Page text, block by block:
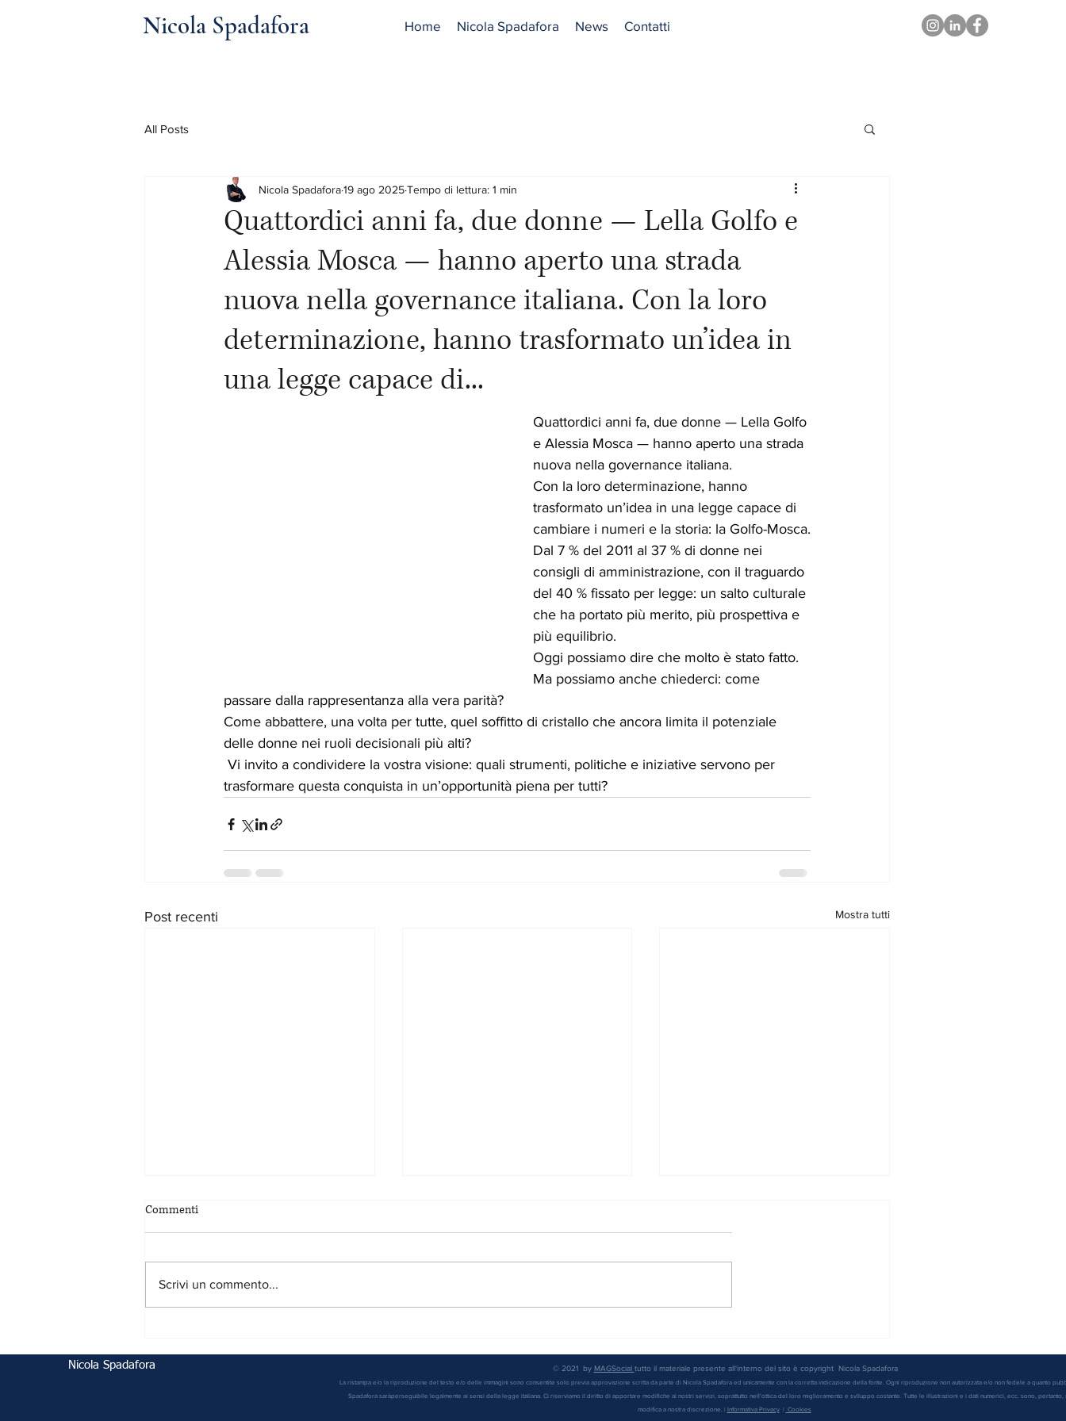
Nicola Spadafora Home Nicola Spadafora News Contatti
All Posts
Quattordici anni fa, due donne — Lella Golfo e
Alessia Mosca — hanno aperto una strada
nuova nella governance italiana. Con la loro
determinazione, hanno trasformato un’idea in
una legge capace di...
Nicola Spadafora19 ago 2025Tempo di lettura: 1 min
Quattordici anni fa, due donne — Lella Golfo
e Alessia Mosca — hanno aperto una strada
nuova nella governance italiana.
Con la loro determinazione, hanno
trasformato un’idea in una legge capace di
cambiare i numeri e la storia: la Golfo-Mosca.
Dal 7 % del 2011 al 37 % di donne nei
consigli di amministrazione, con il traguardo
del 40 % fissato per legge: un salto culturale
che ha portato più merito, più prospettiva e
più equilibrio.
Oggi possiamo dire che molto è stato fatto.
Ma possiamo anche chiederci: come
passare dalla rappresentanza alla vera parità?
Come abbattere, una volta per tutte, quel soffitto di cristallo che ancora limita il potenziale
delle donne nei ruoli decisionali più alti?
Vi invito a condividere la vostra visione: quali strumenti, politiche e iniziative servono per
trasformare questa conquista in un’opportunità piena per tutti?
Post recenti Mostra tutti
Commenti
Scrivi un commento...
Nicola Spadafora © 2021 by MAGSocial tutto il materiale presente all'interno del sito è copyright Nicola Spadafora
La ristampa e/o la riproduzione del testo e/o delle immagini sono consentite solo previa approvazione scritta da parte di Nicola Spadafora ed unicamente con la corretta indicazione della fonte. Ogni riproduzione non autorizzata e/o non fedele a quanto
Spadafora saràperseguibile legalmente ai sensi della legge italiana. Ci riserviamo il diritto di apportare modifiche ai nostri servizi, soprattutto nell'ottica del loro miglioramento e sviluppo costante. Tutte le illustrazioni e i dati numerici, ecc. sono, pertanto,
modifica a nostra discrezione. | Informativa Privacy| Cookies